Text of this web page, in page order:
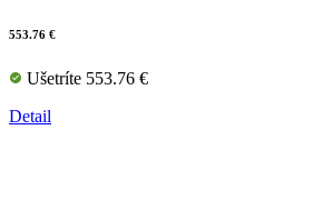
553.76 €
Ušetríte 553.76 €
Detail